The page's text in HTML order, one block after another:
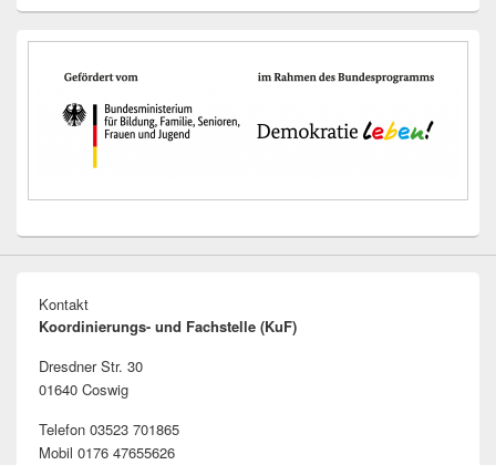
Kontakt
Koordinierungs- und Fachstelle (KuF)
Dresdner Str. 30
01640 Coswig
Telefon 03523 701865
Mobil 0176 47655626